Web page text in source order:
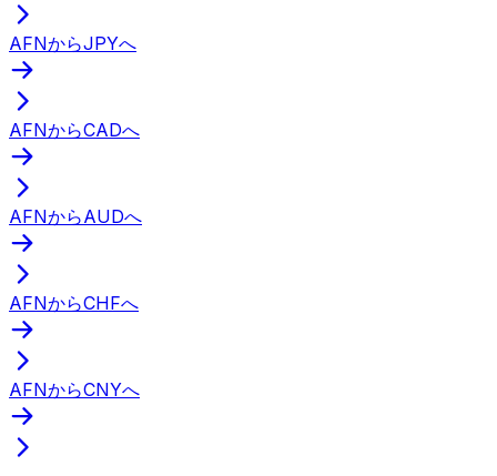
AFNからJPYへ
AFNからCADへ
AFNからAUDへ
AFNからCHFへ
AFNからCNYへ